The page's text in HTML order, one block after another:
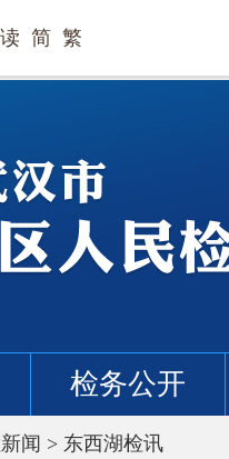
简 繁
检务公开
闻 > 东西湖检讯